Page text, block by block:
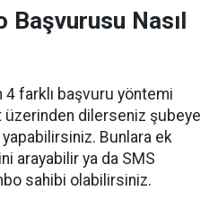
Başvurusu Nasıl
farklı başvuru yöntemi
üzerinden dilerseniz şubeye
Bunlara ek
arayabilir ya da SMS
sahibi olabilirsiniz.